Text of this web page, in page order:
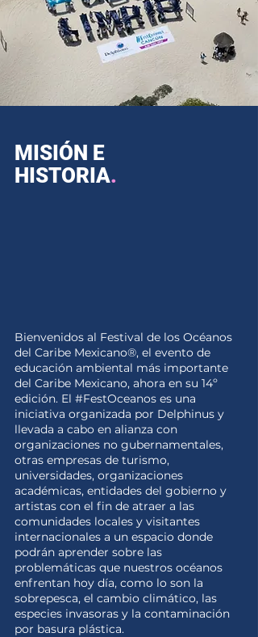
MISIÓN E
HISTORIA.
Bienvenidos al Festival de los Océanos
del Caribe Mexicano®, el evento de
educación ambiental más importante
del Caribe Mexicano, ahora en su 14º
edición. El #FestOceanos es una
iniciativa organizada por Delphinus y
llevada a cabo en alianza con
organizaciones no gubernamentales,
otras empresas de turismo,
universidades, organizaciones
académicas, entidades del gobierno y
artistas con el fin de atraer a las
comunidades locales y visitantes
internacionales a un espacio donde
podrán aprender sobre las
problemáticas que nuestros océanos
enfrentan hoy día, como lo son la
sobrepesca, el cambio climático, las
especies invasoras y la contaminación
por basura plástica.